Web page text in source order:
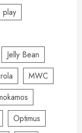
Jelly Bean
MWC
Optimus